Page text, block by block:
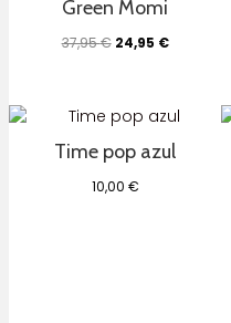
Green Momi
37,95€ O
37,95 €.
24,95 €O
24,95 €.
Time pop azul
10,00 €